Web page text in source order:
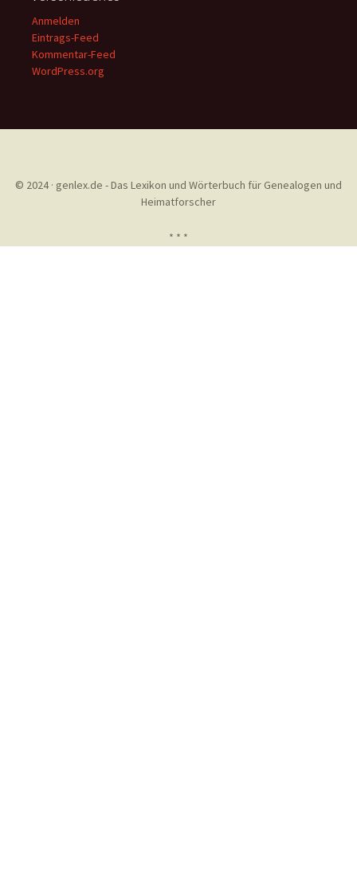
Anmelden
Eintrags-Feed
Kommentar-Feed
WordPress.org
© 2024 · genlex.de - Das Lexikon und Wörterbuch für Genealogen und
Heimatforscher
* * *